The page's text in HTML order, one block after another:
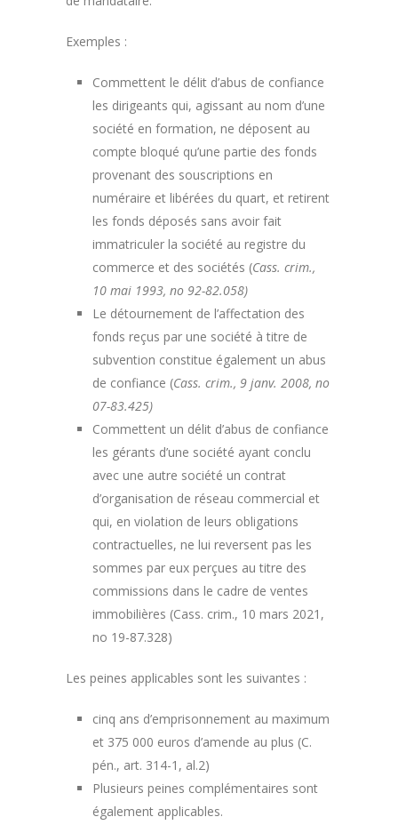
Exemples :
Commettent le délit d’abus de confiance
les dirigeants qui, agissant au nom d’une
société en formation, ne déposent au
compte bloqué qu’une partie des fonds
provenant des souscriptions en
numéraire et libérées du quart, et retirent
les fonds déposés sans avoir fait
immatriculer la société au registre du
commerce et des sociétés (Cass. crim.,
10 mai 1993, no 92-82.058)
Le détournement de l’affectation des
fonds reçus par une société à titre de
subvention constitue également un abus
de confiance (Cass. crim., 9 janv. 2008, no
07-83.425)
Commettent un délit d’abus de confiance
les gérants d’une société ayant conclu
avec une autre société un contrat
d’organisation de réseau commercial et
qui, en violation de leurs obligations
contractuelles, ne lui reversent pas les
sommes par eux perçues au titre des
commissions dans le cadre de ventes
immobilières (Cass. crim., 10 mars 2021,
no 19-87.328)
Les peines applicables sont les suivantes :
cinq ans d’emprisonnement au maximum
et 375 000 euros d’amende au plus (C.
pén., art. 314-1, al.2)
Plusieurs peines complémentaires sont
également applicables.